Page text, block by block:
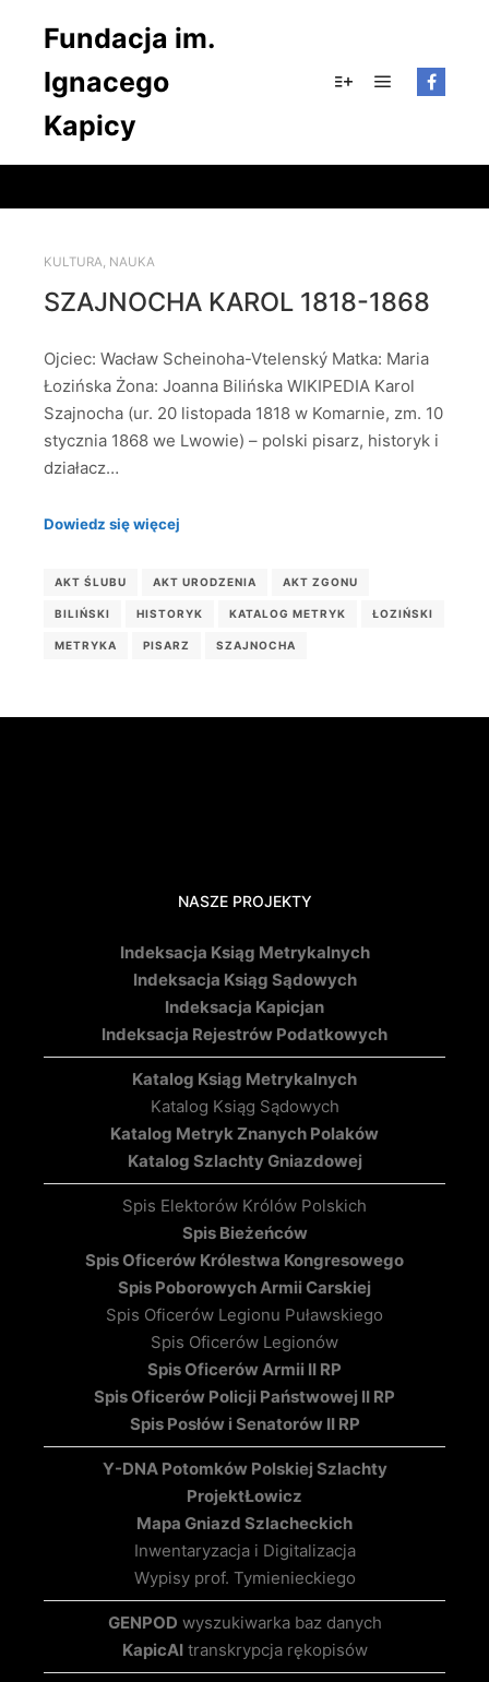
Fundacja im.
Ignacego
Kapicy
KULTURA, NAUKA
SZAJNOCHA KAROL 1818-1868
Ojciec: Wacław Scheinoha-Vtelenský Matka: Maria
Łozińska Żona: Joanna Bilińska WIKIPEDIA Karol
Szajnocha (ur. 20 listopada 1818 w Komarnie, zm. 10
stycznia 1868 we Lwowie) – polski pisarz, historyk i
działacz…
Dowiedz się więcej
AKT ŚLUBU AKT URODZENIA AKT ZGONU
BILIŃSKI HISTORYK KATALOG METRYK ŁOZIŃSKI
METRYKA PISARZ SZAJNOCHA
NASZE PROJEKTY
Indeksacja Ksiąg Metrykalnych
Indeksacja Ksiąg Sądowych
Indeksacja Kapicjan
Indeksacja Rejestrów Podatkowych
Katalog Ksiąg Metrykalnych
Katalog Ksiąg Sądowych
Katalog Metryk Znanych Polaków
Katalog Szlachty Gniazdowej
Spis Elektorów Królów Polskich
Spis Bieżeńców
Spis Oficerów Królestwa Kongresowego
Spis Poborowych Armii Carskiej
Spis Oficerów Legionu Puławskiego
Spis Oficerów Legionów
Spis Oficerów Armii II RP
Spis Oficerów Policji Państwowej II RP
Spis Posłów i Senatorów II RP
Y-DNA Potomków Polskiej Szlachty
ProjektŁowicz
Mapa Gniazd Szlacheckich
Inwentaryzacja i Digitalizacja
Wypisy prof. Tymienieckiego
GENPOD wyszukiwarka baz danych
KapicAItranskrypcja rękopisów